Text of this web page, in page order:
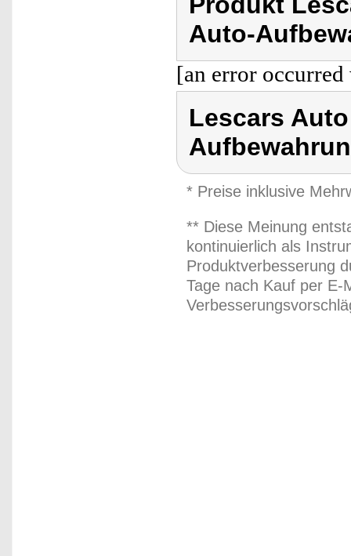
Auto-
[an error
Lescars
* Preise inklusive
** Diese Meinung
kontinuierlich als
Produktverbesserung
Tage nach Kauf per E-